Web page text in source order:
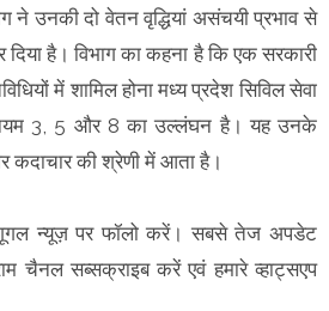
ने उनकी दो वेतन वृद्धियां असंचयी प्रभाव से
है। विभाग का कहना है कि एक सरकारी
में शामिल होना मध्य प्रदेश सिविल सेवा
3, 5 और 8 का उल्लंघन है। यह उनके
कदाचार की श्रेणी में आता है।
न्यूज़ पर फॉलो करें। सबसे तेज अपडेट
चैनल सब्सक्राइब करें एवं हमारे व्हाट्सएप